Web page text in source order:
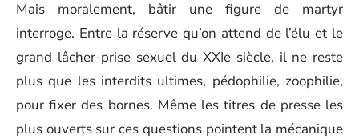
Mais moralement, bâtir une figure de martyr
interroge. Entre la réserve qu’on attend de l’élu et le
grand lâcher-prise sexuel du XXIe siècle, il ne reste
plus que les interdits ultimes, pédophilie, zoophilie,
pour fixer des bornes. Même les titres de presse les
plus ouverts sur ces questions pointent la mécanique